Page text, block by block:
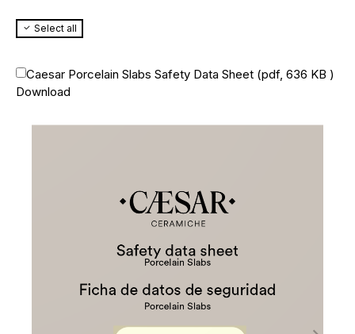
Select all
Caesar Porcelain Slabs Safety Data Sheet (pdf, 636 KB )
Download